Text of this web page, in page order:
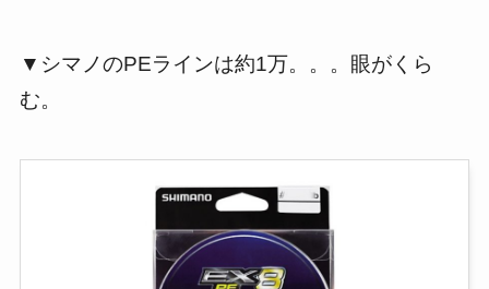
▼シマノのPEラインは約1万。。。眼がくら
む。